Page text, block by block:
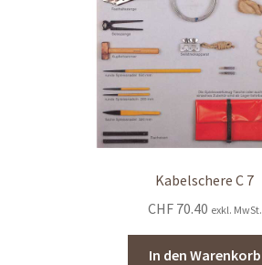
Kabelschere C 7
CHF70.40 exkl. MwSt.
In den Warenkorb